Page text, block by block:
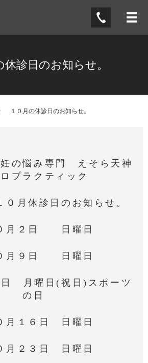
メ
休診日のお知らせ。
１０月の休診日のお知らせ。
の悩み専門 えそら天神
プラクティック
０月休診日のお知らせ。
月２日 日曜日
月９日 日曜日
日 月曜日(祝日)スポーツ
の日
月１６日 日曜日
月２３日 日曜日